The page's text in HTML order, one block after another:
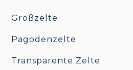
Großzelte
Pagodenzelte
Transparente Zelte